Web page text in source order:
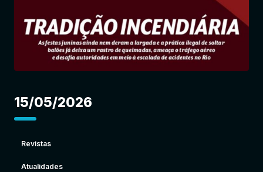
15/05/2026
Revistas
Atualidades